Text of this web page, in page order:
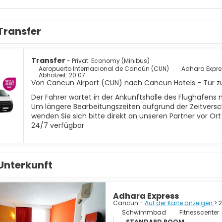
auch Sportbegeisterte nicht enttäuschen. Fünf große
Angeln und Rundfahrten durch die Urwälder stehen für
zu erholen, während Ihre von der Sonne gebräunten Füße in
schönsten Strände der Welt befinden sich hier, was
verwandelt.
Transfer - Privat: Economy (Minibus)
Aeropuerto Internacional de Cancún (CUN)
Adhara
Abholzeit: 20:07
Von Cancun Airport (CUN) nach Cancun Hotels - Tür
Der Fahrer wartet in der Ankunftshalle des
Um längere Bearbeitungszeiten aufgrund der
wenden Sie sich bitte direkt an unseren Partner vor
24/7 verfügbar
Adhara Express
Cancun - Auf der Karte anzeigen >
Schwimmbad
Fitnesscenter